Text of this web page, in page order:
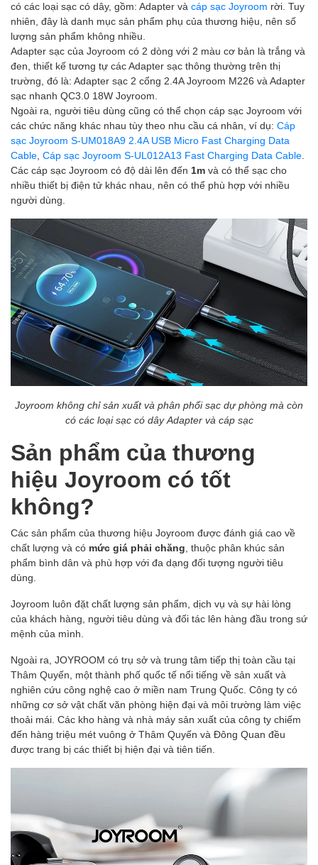
có các loại sạc có dây, gồm: Adapter và cáp sạc Joyroom rời. Tuy
nhiên, đây là danh mục sản phẩm phụ của thương hiệu, nên số
lượng sản phẩm không nhiều.
Adapter sạc của Joyroom có 2 dòng với 2 màu cơ bản là trắng và
đen, thiết kế tương tự các Adapter sạc thông thường trên thị
trường, đó là: Adapter sạc 2 cổng 2.4A Joyroom M226 và Adapter
sạc nhanh QC3.0 18W Joyroom.
Ngoài ra, người tiêu dùng cũng có thể chọn cáp sạc Joyroom với
các chức năng khác nhau tùy theo nhu cầu cá nhân, ví dụ: Cáp
sạc Joyroom S-UM018A9 2.4A USB Micro Fast Charging Data
Cable Cáp sạc Joyroom S-UL012A13 Fast Charging Data Cable
Các cáp sạc Joyroom có độ dài lên đến 1m và có thể sạc cho
nhiều thiết bị điện tử khác nhau, nên có thể phù hợp với nhiều
người dùng.
Joyroom không chỉ sản xuất và phân phối sạc dự phòng mà còn
có các loại sạc có dây Adapter và cáp sạc
Sản phẩm của thương
hiệu Joyroom có tốt
không?
Các sản phẩm của thương hiệu Joyroom được đánh giá cao về
chất lượng và có mức giá phải chăng , thuộc phân khúc sản
phẩm bình dân và phù hợp với đa dạng đối tượng người tiêu
dùng.
Joyroom luôn đặt chất lượng sản phẩm, dịch vụ và sự hài lòng
của khách hàng, người tiêu dùng và đối tác lên hàng đầu trong sứ
mệnh của mình.
Ngoài ra, JOYROOM có trụ sở và trung tâm tiếp thị toàn cầu tại
Thâm Quyến, một thành phố quốc tế nổi tiếng về sản xuất và
nghiên cứu công nghệ cao ở miền nam Trung Quốc. Công ty có
những cơ sở vật chất văn phòng hiện đại và môi trường làm việc
thoải mái. Các kho hàng và nhà máy sản xuất của công ty chiếm
đến hàng triệu mét vuông ở Thâm Quyến và Đông Quan đều
được trang bị các thiết bị hiện đại và tiên tiến.